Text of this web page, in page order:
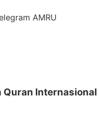
AMRU
Quran Internasional